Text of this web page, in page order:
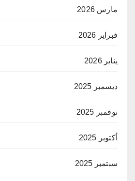
مارس 2026
فبراير 2026
يناير 2026
ديسمبر 2025
نوفمبر 2025
أكتوبر 2025
سبتمبر 2025